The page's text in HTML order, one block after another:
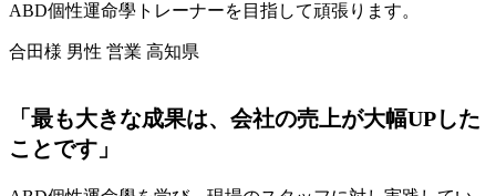
ABD個性運命學トレーナーを目指して頑張ります。
合田様 男性 営業 高知県
「最も大きな成果は、会社の売上が大幅UPした
ことです」